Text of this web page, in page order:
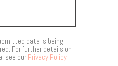
data is being
For further details on
see our Privacy Policy